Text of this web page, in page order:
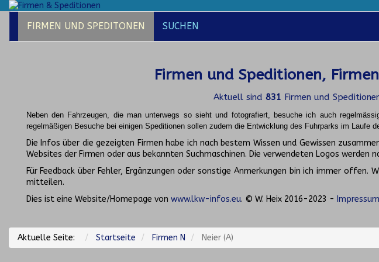
FIRMEN UND SPEDITONEN SUCHEN
Firmen und Speditionen,
Aktuell sind 831 Firmen und
Neben den Fahrzeugen, die man unterwegs so sieht und fotografiert, besuche ich auch
regelmäßigen Besuche bei einigen Speditionen sollen zudem die Entwicklung des Fuhrparks im Laufe
Die Infos über die gezeigten Firmen habe ich nach bestem Wissen und Gewissen
Websites der Firmen oder aus bekannten Suchmaschinen. Die verwendeten Logos werden
Für Feedback über Fehler, Ergänzungen oder sonstige Anmerkungen bin ich immer
mitteilen.
Dies ist eine Website/Homepage von www.lkw-infos.eu. © W. Heix 2016-2023 -
Aktuelle Seite: Startseite Firmen N Neier (A)